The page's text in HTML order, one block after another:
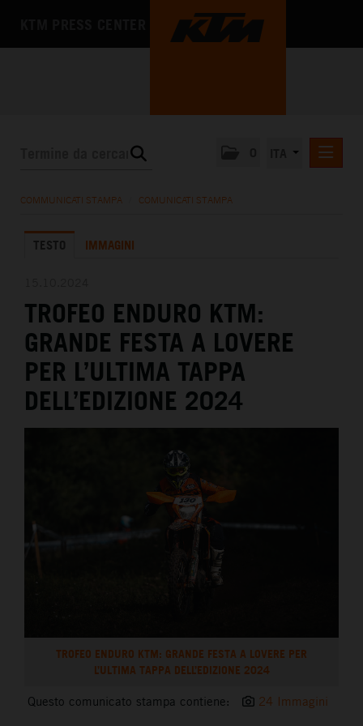
L'AZIENDA
COMMUNICATI STAMPA COMUNICATI STAMPA
TESTO IMMAGINI
TROFEO ENDURO KTM:
GRANDE FESTA A LOVERE
PER L’ULTIMA TAPPA
DELL’EDIZIONE 2024
TROFEO ENDURO KTM: GRANDE FESTA A LOVERE PER
L’ULTIMA TAPPA DELL’EDIZIONE 2024
Questo comunicato stampa contiene: 24 Immagini